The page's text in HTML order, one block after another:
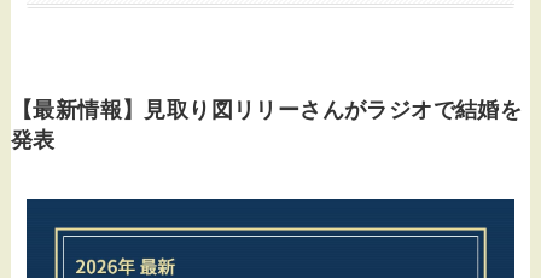
【最新情報】見取り図リリーさんがラジオで結婚を
発表